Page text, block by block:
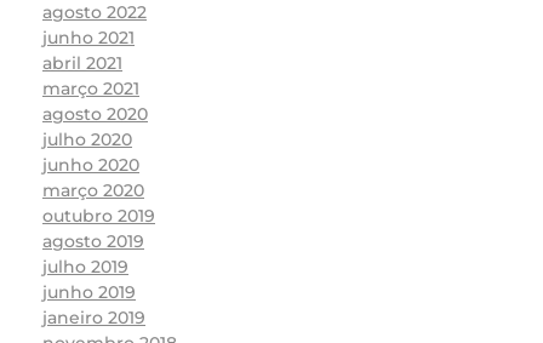
agosto 2022
junho 2021
abril 2021
março 2021
agosto 2020
julho 2020
junho 2020
março 2020
outubro 2019
agosto 2019
julho 2019
junho 2019
janeiro 2019